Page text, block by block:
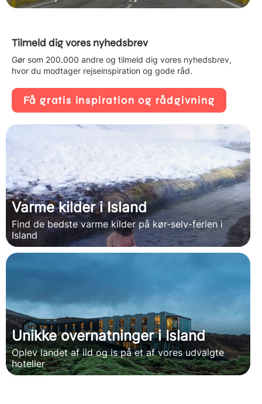
Tilmeld dig vores nyhedsbrev
Gør som 200.000 andre og tilmeld dig vores nyhedsbrev,
hvor du modtager rejseinspiration og gode råd.
Få gratis inspiration og rådgivning
Varme kilder i Island
Find de bedste varme kilder på kør-selv-ferien i
Island
Unikke overnatninger i Island
Oplev landet af ild og is på et af vores udvalgte
hoteller